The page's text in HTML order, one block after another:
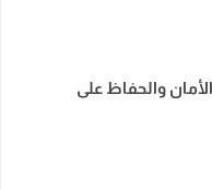
والحفاظ على